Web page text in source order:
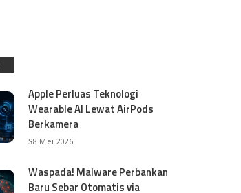
Apple Perluas Teknologi
Wearable AI Lewat AirPods
Berkamera
8 Mei 2026
Waspada! Malware Perbankan
Baru Sebar Otomatis via